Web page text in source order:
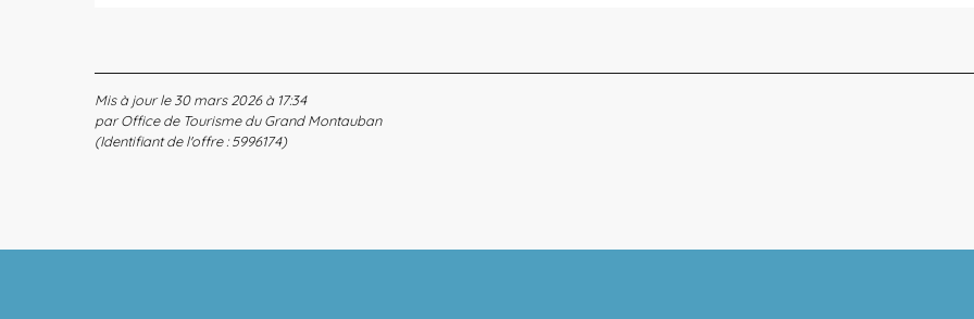
Mis à jour le 30 mars 2026 à 17:34
par Office de Tourisme du Grand Montauban
(Identifiant de l'offre :5996174)